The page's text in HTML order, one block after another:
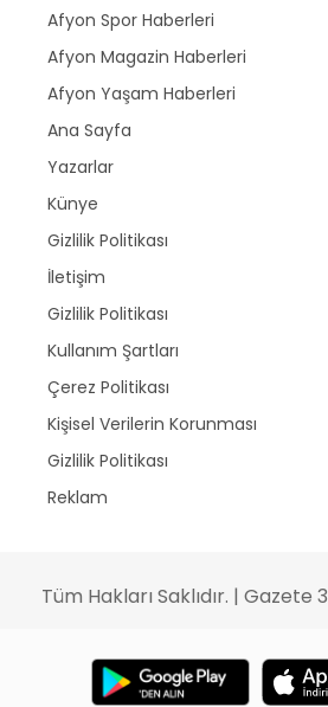
Afyon Spor Haberleri
Afyon Magazin Haberleri
Afyon Yaşam Haberleri
Ana Sayfa
Yazarlar
Künye
Gizlilik Politikası
İletişim
Gizlilik Politikası
Kullanım Şartları
Çerez Politikası
Kişisel Verilerin Korunması
Gizlilik Politikası
Reklam
Tüm Hakları Saklıdır. | Gazete 3